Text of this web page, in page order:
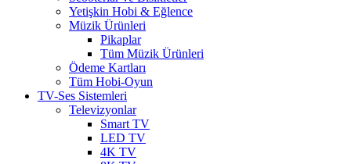
Yetişkin Hobi & Eğlence
Müzik Ürünleri
Pikaplar
Tüm Müzik Ürünleri
Ödeme Kartları
Tüm Hobi-Oyun
TV-Ses Sistemleri
Televizyonlar
Smart TV
LED TV
4K TV